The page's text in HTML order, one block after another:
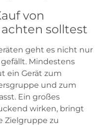
von
solltest
geht es nicht nur
Mindestens
ein Gerät zum
und zum
Ein großes
wirken, bringt
Zielgruppe zu